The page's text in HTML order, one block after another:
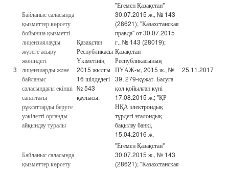
3
Байланыс саласында
қызметтер көрсету
бойынша қызметті
лицензиялауды
жүзеге асыру
жөніндегі
лицензиарды және
байланыс
саласындағы екінші
санаттағы
рұқсаттарды беруге
уәкілетті органды
айқындау туралы
Қазақстан
Республикасы
Үкіметінің
2015 жылғы
16 шілдедегі
№ 543
қаулысы.
"Егемен Қазақстан"
30.07.2015 ж., № 143
(28621); "Казахстанская
правда" от 30.07.2015
г., № 143 (28019);
Қазақстан
Республикасының
ПҮАЖ-ы, 2015 ж., №
39, 279-құжат. Басуға
қол қойылған күні
17.08.2015 ж.; "ҚР
НҚА электрондық
түрдегі эталондық
бақылау банкі,
15.04.2016 ж.
25.11.2017
Байланыс саласында
қызметтер көрсету
"Егемен Қазақстан"
30.07.2015 ж., № 143
(28621); "Казахстанская